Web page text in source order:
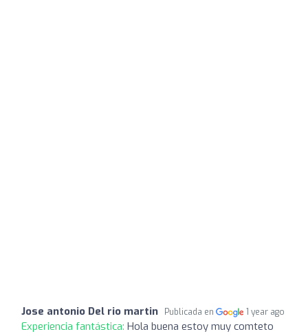
Jose antonio Del rio martin Publicada en 1 year ago
Experiencia fantástica: Hola buena estoy muy comteto